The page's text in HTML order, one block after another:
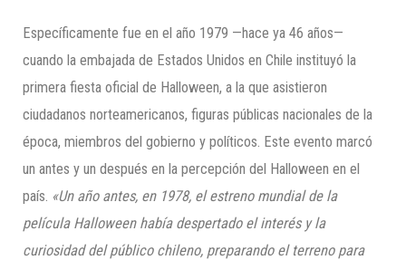
Específicamente fue en el año 1979 —hace ya 46 años—
cuando la embajada de Estados Unidos en Chile instituyó la
primera fiesta oficial de Halloween, a la que asistieron
ciudadanos norteamericanos, figuras públicas nacionales de la
época, miembros del gobierno y políticos. Este evento marcó
un antes y un después en la percepción del Halloween en el
país. «Un año antes, en 1978, el estreno mundial de la
película Halloween había despertado el interés y la
curiosidad del público chileno, preparando el terreno para